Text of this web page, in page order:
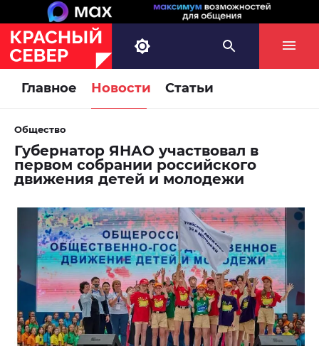
Главное Новости Статьи
Общество
Губернатор ЯНАО участвовал в
первом собрании российского
движения детей и молодежи